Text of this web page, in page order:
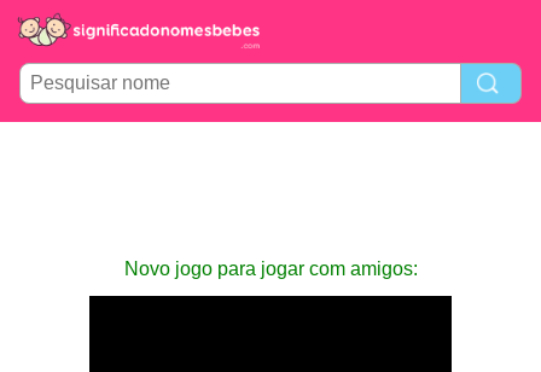
Novo jogo para jogar com amigos: